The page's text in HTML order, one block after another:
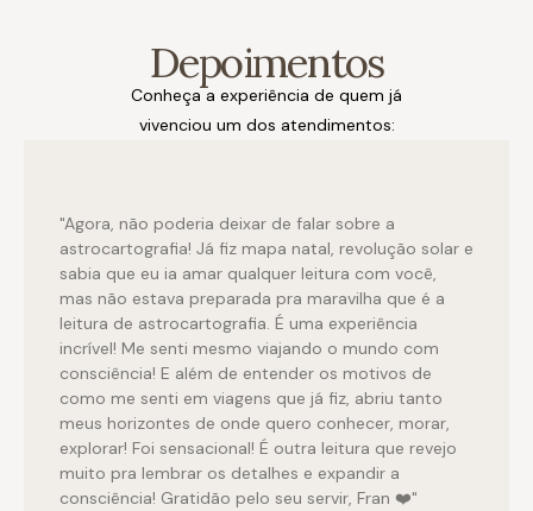
Depoimentos
Conheça a experiência de quem já
vivenciou um dos atendimentos:
"Agora, não poderia deixar de falar sobre a
astrocartografia! Já fiz mapa natal, revolução solar e
sabia que eu ia amar qualquer leitura com você,
mas não estava preparada pra maravilha que é a
leitura de astrocartografia. É uma experiência
incrível! Me senti mesmo viajando o mundo com
consciência! E além de entender os motivos de
como me senti em viagens que já fiz, abriu tanto
meus horizontes de onde quero conhecer, morar,
explorar! Foi sensacional! É outra leitura que revejo
muito pra lembrar os detalhes e expandir a
consciência! Gratidão pelo seu servir, Fran ❤️"